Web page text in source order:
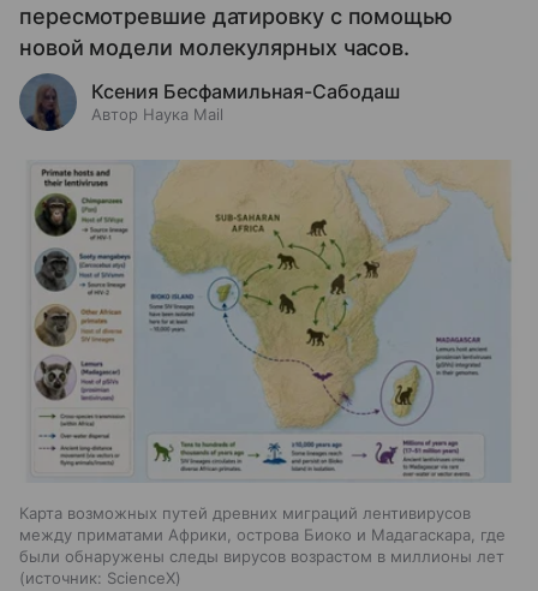
пересмотревшие датировку с помощью
новой модели молекулярных часов.
Ксения Бесфамильная-Сабодаш
Автор Наука Mail
Карта возможных путей древних миграций лентивирусов
между приматами Африки, острова Биоко и Мадагаскара, где
были обнаружены следы вирусов возрастом в миллионы лет
источник: ScienceX